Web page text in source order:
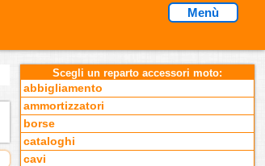
Menù
Scegli un reparto accessori moto:
abbigliamento
ammortizzatori
borse
cataloghi
cavi